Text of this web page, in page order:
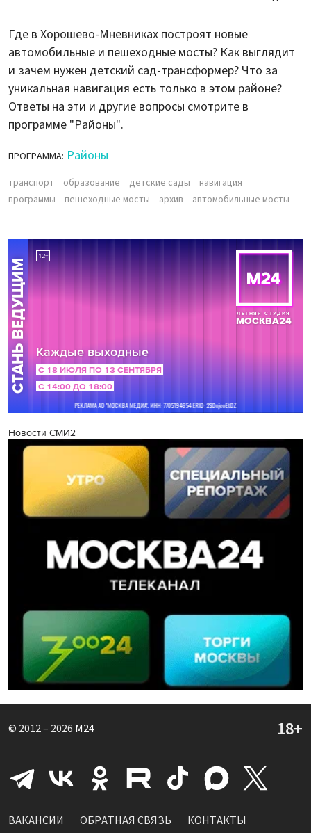
Где в Хорошево-Мневниках построят новые
автомобильные и пешеходные мосты? Как выглядит
и зачем нужен детский сад-трансформер? Что за
уникальная навигация есть только в этом районе?
Ответы на эти и другие вопросы смотрите в
программе "Районы".
ПРОГРАММА: Районы
транспорт образование детские сады
навигация
программы
пешеходные мосты архив автомобильные мосты
Новости СМИ2
© 2012 – 2026 M24
ВАКАНСИИ ОБРАТНАЯ СВЯЗЬ
КОНТАКТЫ